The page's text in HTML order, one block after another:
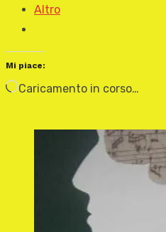
Altro
Mi piace:
Caricamento in corso…